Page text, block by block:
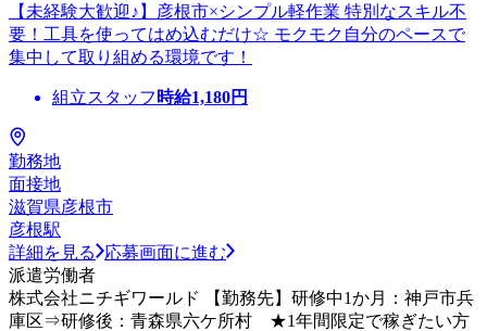
【未経験大歓迎♪】彦根市×シンプル軽作業 特別なスキル不
要！工具を使ってはめ込むだけ☆ モクモク自分のペースで
集中して取り組める環境です！
組立スタッフ 時給1,180円
勤務地
面接地
滋賀県彦根市
彦根駅
詳細を見る
応募画面に進む
派遣労働者
株式会社ニチギワールド 【勤務先】研修中1か月：神戸市兵
庫区⇒研修後：青森県六ケ所村 ★1年間限定で稼ぎたい方